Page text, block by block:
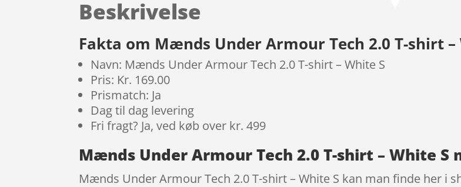
Beskrivelse
Fakta om Mænds Under Armour Tech 2.0 T-shirt –
Navn: Mænds Under Armour Tech 2.0 T-shirt – White S
Pris: Kr. 169.00
Prismatch: Ja
Dag til dag levering
Fri fragt? Ja, ved køb over kr. 499
Mænds Under Armour Tech 2.0 T-shirt – White S
Mænds Under Armour Tech 2.0 T-shirt – White S kan man finde her i